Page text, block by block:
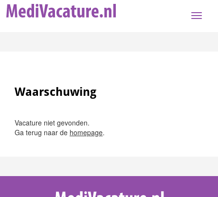
Toggle
Waarschuwing
Vacature niet gevonden.
Ga terug naar de homepage.